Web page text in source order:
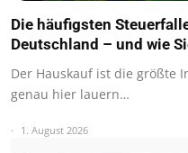
Die häufigsten
Deutschland – und wie
Der Hauskauf ist die größte
genau hier lauern…
1. August 2026